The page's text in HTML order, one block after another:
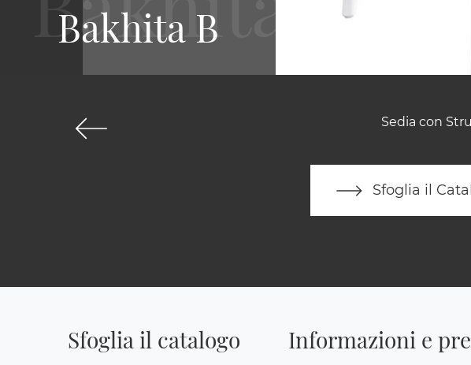
Sedia con
Sfoglia il
Bakhita B
Sfoglia il catalogo Informazioni e